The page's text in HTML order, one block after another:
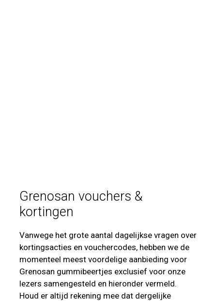
Grenosan vouchers &
kortingen
Vanwege het grote aantal dagelijkse vragen over
kortingsacties en vouchercodes, hebben we de
momenteel meest voordelige aanbieding voor
Grenosan gummibeertjes exclusief voor onze
lezers samengesteld en hieronder vermeld.
Houd er altijd rekening mee dat dergelijke